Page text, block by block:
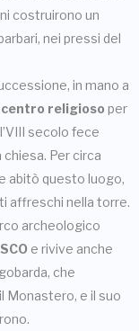
costruirono un
nei pressi del
in mano a
centro religioso per
secolo fece
Per circa
abitò questo luogo,
affreschi nella torre.
archeologico
e rivive anche
che
Monastero, e il suo